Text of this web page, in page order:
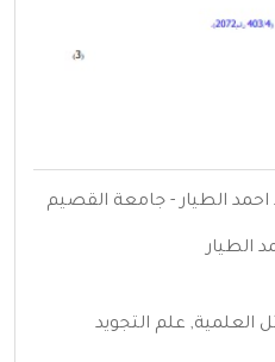
احمد الطيار - جامعة القصيم
الطيار
العلمية, علم التجويد